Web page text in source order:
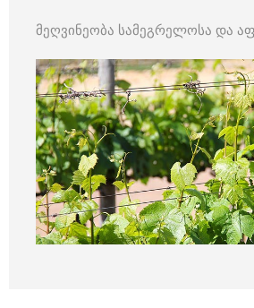
მეღვინეობა სამეგრელოსა და